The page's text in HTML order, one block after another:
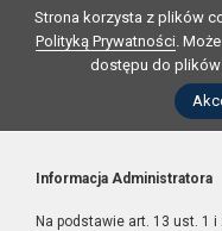
Strona korzysta z plików
Polityką Prywatności.
dostępu do
Informacja Administratora
Na podstawie art. 13 ust. 1